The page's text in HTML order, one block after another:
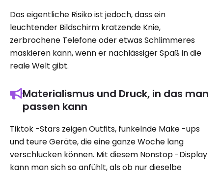
Das eigentliche Risiko ist jedoch, dass ein
leuchtender Bildschirm kratzende Knie,
zerbrochene Telefone oder etwas Schlimmeres
maskieren kann, wenn er nachlässiger Spaß in die
reale Welt gibt.
Materialismus und Druck, in das man
passen kann
Tiktok -Stars zeigen Outfits, funkelnde Make -ups
und teure Geräte, die eine ganze Woche lang
verschlucken können. Mit diesem Nonstop -Display
kann man sich so anfühlt, als ob nur dieselbe